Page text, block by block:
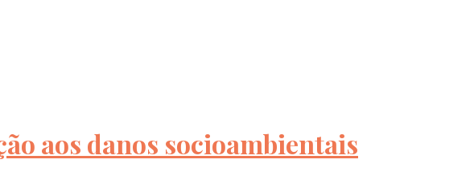
aos danos socioambientais